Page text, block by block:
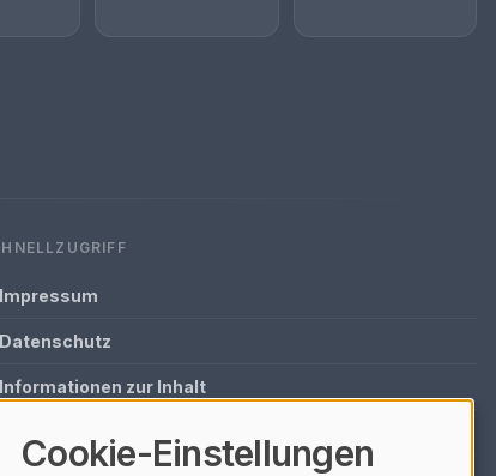
Impressum
Datenschutz
Informationen zur Inhalt
Cookie-Einstellungen